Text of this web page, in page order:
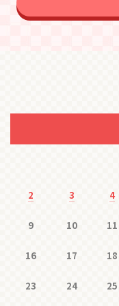
2 3 4
9 10 11
16 17 18
23 24 25